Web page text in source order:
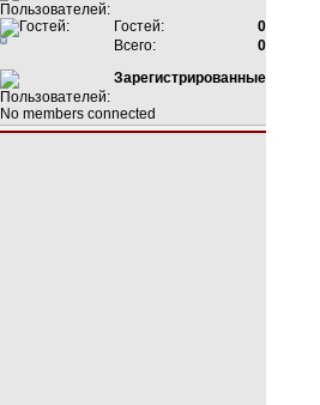
Гостей:
0
Всего:
0
Зарегистрированные
No members connected